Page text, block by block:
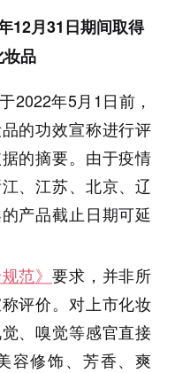
12月31日期间取得
品
2022年5月1日前，
的功效宣称进行评
的摘要。由于疫情
、江苏、北京、辽
产品截止日期可延
范》要求，并非所
评价。对上市化妆
、嗅觉等感官直接
容修饰、芳香、爽